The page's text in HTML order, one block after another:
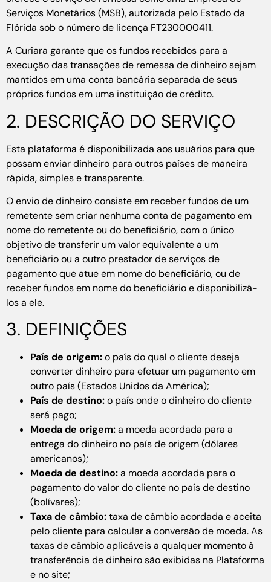
Serviços Monetários (MSB), autorizada pelo Estado da
Flórida sob o número de licença FT230000411.
A Curiara garante que os fundos recebidos para a
execução das transações de remessa de dinheiro sejam
mantidos em uma conta bancária separada de seus
próprios fundos em uma instituição de crédito.
2. DESCRIÇÃO DO SERVIÇO
Esta plataforma é disponibilizada aos usuários para que
possam enviar dinheiro para outros países de maneira
rápida, simples e transparente.
O envio de dinheiro consiste em receber fundos de um
remetente sem criar nenhuma conta de pagamento em
nome do remetente ou do beneficiário, com o único
objetivo de transferir um valor equivalente a um
beneficiário ou a outro prestador de serviços de
pagamento que atue em nome do beneficiário, ou de
receber fundos em nome do beneficiário e disponibilizá-
los a ele.
3. DEFINIÇÕES
País de origem:o país do qual o cliente deseja
converter dinheiro para efetuar um pagamento em
outro país (Estados Unidos da América);
País de destino:o país onde o dinheiro do cliente
será pago;
Moeda de origem:a moeda acordada para a
entrega do dinheiro no país de origem (dólares
americanos);
Moeda de destino:a moeda acordada para o
pagamento do valor do cliente no país de destino
(bolívares);
Taxa de câmbio:taxa de câmbio acordada e aceita
pelo cliente para calcular a conversão de moeda. As
taxas de câmbio aplicáveis a qualquer momento à
transferência de dinheiro são exibidas na Plataforma
e no site;